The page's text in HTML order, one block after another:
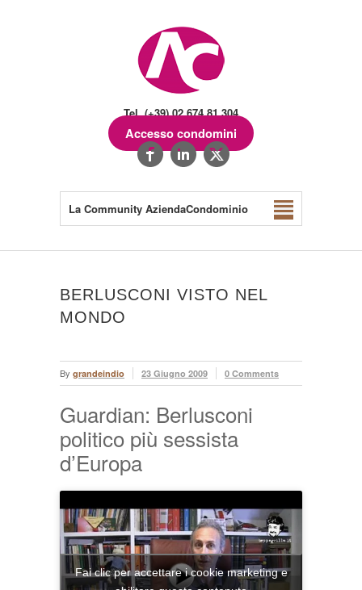
Tel. (+39) 02.674.81.304
Accesso condomini
La Community AziendaCondominio
BERLUSCONI VISTO NEL
MONDO
By grandeindio 23 Giugno 2009 0 Comments
Guardian: Berlusconi
politico più sessista
d’Europa
Fai clic per accettare i cookie marketing e